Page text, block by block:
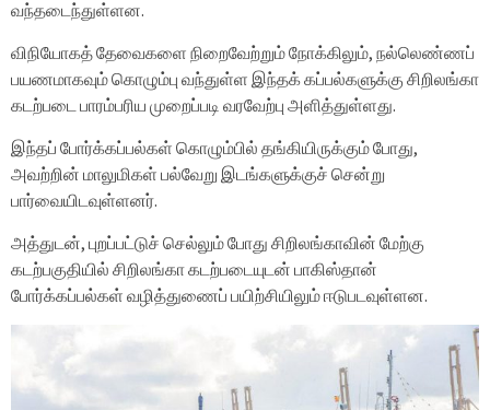
வந்தடைந்துள்ளன.
விநியோகத் தேவைகளை நிறைவேற்றும் நோக்கிலும், நல்லெண்ணப்
பயணமாகவும் கொழும்பு வந்துள்ள இந்தக் கப்பல்களுக்கு சிறிலங்கா
கடற்படை பாரம்பரிய முறைப்படி வரவேற்பு அளித்துள்ளது.
இந்தப் போர்க்கப்பல்கள் கொழும்பில் தங்கியிருக்கும் போது,
அவற்றின் மாலுமிகள் பல்வேறு இடங்களுக்குச் சென்று
பார்வையிடவுள்ளனர்.
அத்துடன், புறப்பட்டுச் செல்லும் போது சிறிலங்காவின் மேற்கு
கடற்பகுதியில் சிறிலங்கா கடற்படையுடன் பாகிஸ்தான்
போர்க்கப்பல்கள் வழித்துணைப் பயிற்சியிலும் ஈடுபடவுள்ளன.